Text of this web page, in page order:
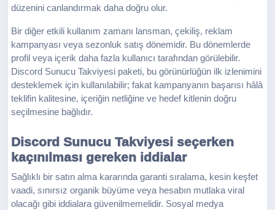
düzenini canlandırmak daha doğru olur.
Bir diğer etkili kullanım zamanı lansman, çekiliş, reklam
kampanyası veya sezonluk satış dönemidir. Bu dönemlerde
profil veya içerik daha fazla kullanıcı tarafından görülebilir.
Discord Sunucu Takviyesi paketi, bu görünürlüğün ilk izlenimini
desteklemek için kullanılabilir; fakat kampanyanın başarısı hâlâ
teklifin kalitesine, içeriğin netliğine ve hedef kitlenin doğru
seçilmesine bağlıdır.
Discord Sunucu Takviyesi seçerken
kaçınılması gereken iddialar
Sağlıklı bir satın alma kararında garanti sıralama, kesin keşfet
vaadi, sınırsız organik büyüme veya hesabın mutlaka viral
olacağı gibi iddialara güvenilmemelidir. Sosyal medya